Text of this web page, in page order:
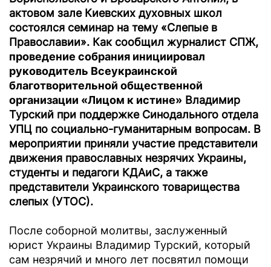
актовом зале Киевских духовных школ
состоялся семинар на тему «Слепые в
Православии». Как сообщил журналист СПЖ,
проведение собрания инициировал
руководитель Всеукраинской
благотворительной общественной
организации «Лицом к истине» Владимир
Турский при поддержке Синодального отдела
УПЦ по социально-гуманитарным вопросам. В
мероприятии приняли участие представители
движения православных незрячих Украины,
студенты и педагоги КДАиС, а также
представители Украинского товарищества
слепых (УТОС).
После соборной молитвы, заслуженный
юрист Украины Владимир Турский, который
сам незрячий и много лет посвятил помощи